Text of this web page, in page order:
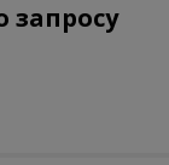
запросу